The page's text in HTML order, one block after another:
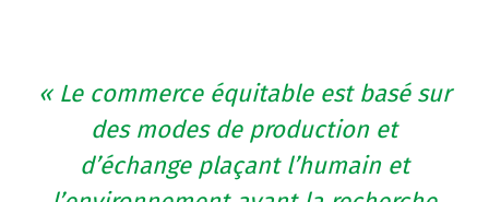
« Le commerce équitable est basé sur
des modes de production et
d’échange plaçant l’humain et